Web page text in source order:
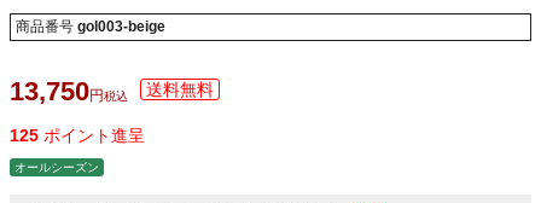
商品番号 gol003-beige
13,750 税込
125 ポイント進呈
オールシーズン